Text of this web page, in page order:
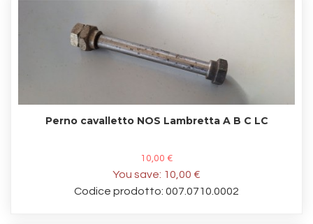
Perno cavalletto NOS Lambretta A B C LC
10,00 €
You save: 10,00 €
Codice prodotto: 007.0710.0002